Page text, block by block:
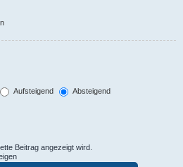
Aufsteigend
Absteigend
Beitrag angezeigt wird.